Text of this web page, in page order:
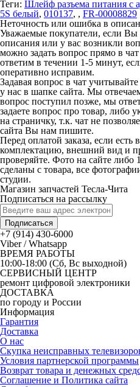
Теги: Шлейф разъема питания с
5S белый, 010137, , FR-00008829
Неточность или ошибка в
Уважаемые покупатели, если Вы
описания или у вас возникли
можно задать вопрос прямо в
ответим в течении 1-5 минут,
оперативно исправим.
Задавая вопрос в чат
у нас в шапке сайта. Мы
вопрос поступил позже, мы
задаете вопрос про товар, либо
на страничку, т.к. чат не
сайта Вы нам пишите.
Перед оплатой заказа, если есть
комплектацию, внешний вид и
проверяйте. Фото на сайте либо
сделаны с товара, все
студии.
Магазин запчастей Тесла-Чита
Подписаться на рассылку
Подписаться
+7 (914) 430-6000
Viber / Whatsapp
ВРЕМЯ РАБОТЫ
10:00-18:00 (Сб, Вс выходной)
СЕРВИСНЫЙ ЦЕНТР
ремонт цифровой электроники
ДОСТАВКА
по городу и России
Информация
Гарантия
Доставка
О нас
Скупка неисправных
Условия партнерской программы
Возврат товара и денежных
Соглашение и Политика сайта